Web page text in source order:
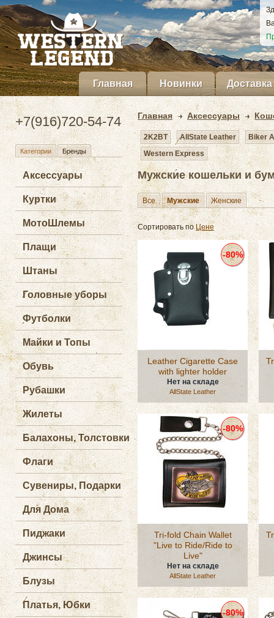
Главная Новинки Доставка
+7(916)720-54-74
Категории Бренды
Аксессуары
Куртки
МотоШлемы
Плащи
Штаны
Головные уборы
Футболки
Майки и Топы
Обувь
Рубашки
Жилеты
Балахоны, Толстовки
Флаги
Сувениры, Подарки
Для Дома
Пиджаки
Джинсы
Блузы
Платья, Юбки
Главная Аксессуары
2K2BT AllState Leather
Biker
Western Express
Мужские кошельки и
Все Мужские Женские
Сортировать поЦене
Leather Cigarette Case
with lighter holder
Нет на складе
AllState Leather
-80%
Tri-fold Chain Wallet
"Live to Ride/Ride to
Live"
Нет на складе
AllState Leather
-80%
-80%